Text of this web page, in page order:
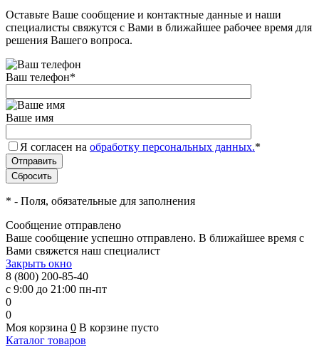
Оставьте Ваше сообщение и контактные данные и наши
специалисты свяжутся с Вами в ближайшее рабочее время для
решения Вашего вопроса.
Ваш телефон*
Ваше имя
Я согласен на обработку персональных данных.*
* - Поля, обязательные для заполнения
Сообщение отправлено
Ваше сообщение успешно отправлено. В ближайшее время с
Вами свяжется наш специалист
Закрыть окно
8 (800) 200-85-40
с 9:00 до 21:00 пн-пт
0
0
Моя корзина 0 В корзине пусто
Каталог товаров